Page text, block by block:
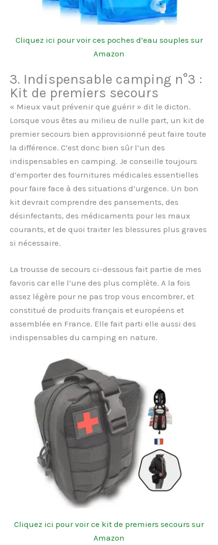
Cliquez ici pour voir ces poches d’eau souples sur
Amazon
3. Indispensable camping n°3 :
Kit de premiers secours
« Mieux vaut prévenir que guérir » dit le dicton.
Lorsque vous êtes au milieu de nulle part, un kit de
premier secours bien approvisionné peut faire toute
la différence. C’est donc bien sûr l’un des
indispensables en camping. Je conseille toujours
d’emporter des fournitures médicales essentielles
pour faire face à des situations d’urgence. Un bon
kit devrait comprendre des pansements, des
désinfectants, des médicaments pour les maux
courants, et de quoi traiter les blessures plus graves
si nécessaire.
La trousse de secours ci-dessous fait partie de mes
favoris car elle l’une des plus complète. A la fois
assez légère pour ne pas trop vous encombrer, et
constitué de produits français et européens et
assemblée en France. Elle fait parti elle aussi des
indispensables du camping en nature.
Cliquez ici pour voir ce kit de premiers secours sur
Amazon